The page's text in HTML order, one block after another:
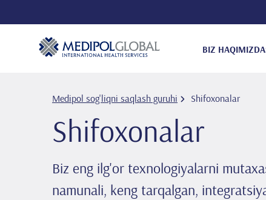
BIZ HAQIMIZDA
Medipol sog'liqni saqlash guruhi Shifoxonalar
Shifoxonalar
Biz eng ilg'or texnologiyalarni
namunali, keng tarqalgan,